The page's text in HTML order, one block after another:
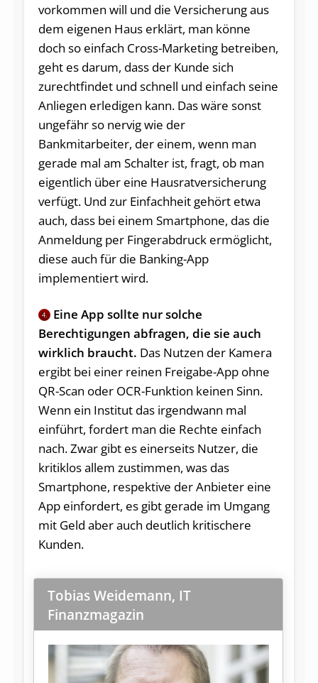
vorkommen will und die Versicherung aus
dem eigenen Haus erklärt, man könne
doch so einfach Cross-Marketing betreiben,
geht es darum, dass der Kunde sich
zurechtfindet und schnell und einfach seine
Anliegen erledigen kann. Das wäre sonst
ungefähr so nervig wie der
Bankmitarbeiter, der einem, wenn man
gerade mal am Schalter ist, fragt, ob man
eigentlich über eine Hausratversicherung
verfügt. Und zur Einfachheit gehört etwa
auch, dass bei einem Smartphone, das die
Anmeldung per Fingerabdruck ermöglicht,
diese auch für die Banking-App
implementiert wird.
4.
Eine App sollte nur solche
Berechtigungen abfragen, die sie auch
wirklich braucht. Das Nutzen der Kamera
ergibt bei einer reinen Freigabe-App ohne
QR-Scan oder OCR-Funktion keinen Sinn.
Wenn ein Institut das irgendwann mal
einführt, fordert man die Rechte einfach
nach. Zwar gibt es einerseits Nutzer, die
kritiklos allem zustimmen, was das
Smartphone, respektive der Anbieter eine
App einfordert, es gibt gerade im Umgang
mit Geld aber auch deutlich kritischere
Kunden.
Tobias Weidemann, IT
Finanzmagazin